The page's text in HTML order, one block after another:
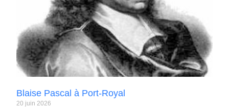
Blaise Pascal à Port-Royal
20 juin 2026